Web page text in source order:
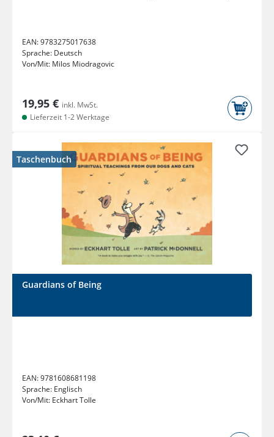
EAN:9783275017638
Sprache: Deutsch
Von/Mit: Milos Miodragovic
19,95 € inkl. MwSt.
Lieferzeit 1-2 Werktage
Taschenbuch
Guardians of Being
EAN:9781608681198
Sprache: Englisch
Von/Mit: Eckhart Tolle